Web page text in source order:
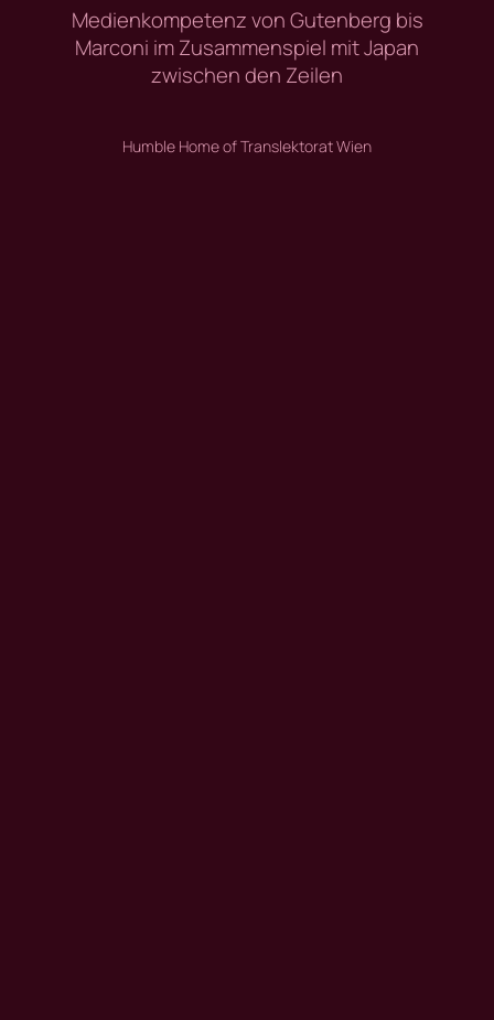
Medienkompetenz von Gutenberg bis
Marconi im Zusammenspiel mit Japan
zwischen den Zeilen
Humble Home of Translektorat Wien